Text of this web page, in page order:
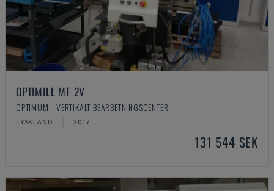
OPTIMILL MF 2V
OPTIMUM - VERTIKALT BEARBETNINGSCENTER
TYSKLAND 2017
131 544 SEK